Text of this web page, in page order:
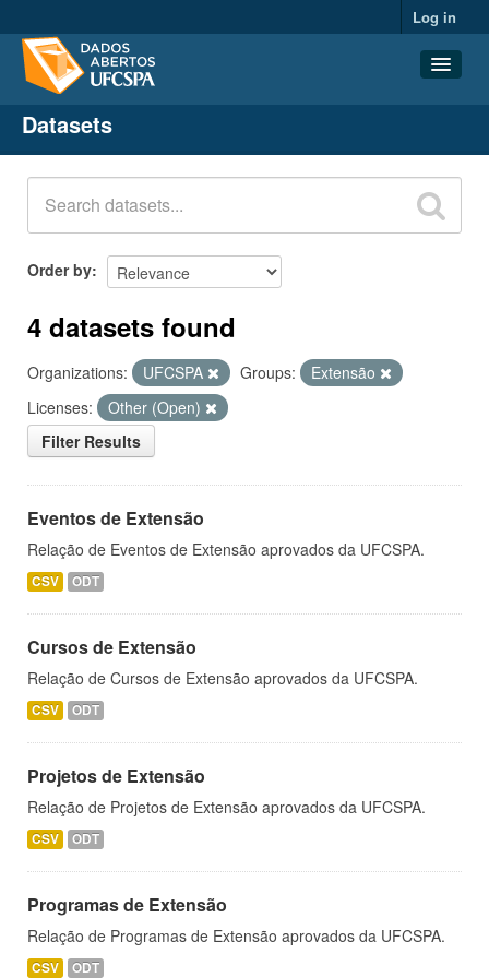
Log in
Datasets
Organizations
Groups
About
Datasets
Order by
4 datasets found
Organizations: UFCSPA Groups:
Extensão
Licenses:
Other (Open)
Filter Results
Eventos de Extensão
Relação de Eventos de Extensão aprovados da UFCSPA.
CSV ODT
Cursos de Extensão
Relação de Cursos de Extensão aprovados da UFCSPA.
CSV ODT
Projetos de Extensão
Relação de Projetos de Extensão aprovados da UFCSPA.
CSV ODT
Programas de Extensão
Relação de Programas de Extensão aprovados da UFCSPA.
CSV ODT